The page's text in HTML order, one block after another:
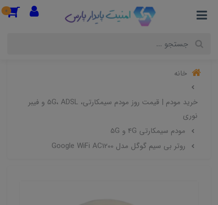
0
خانه
خرید مودم | قیمت روز مودم سیمکارتی، 5G، ADSL و فیبر
نوری
مودم سیمکارتی 4G و 5G
روتر بی سیم گوگل مدل Google WiFi AC1200